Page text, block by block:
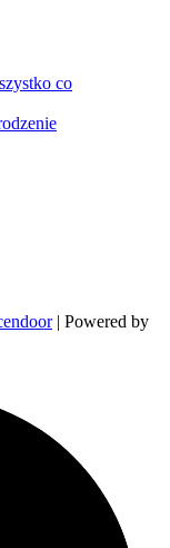
co
| Powered by